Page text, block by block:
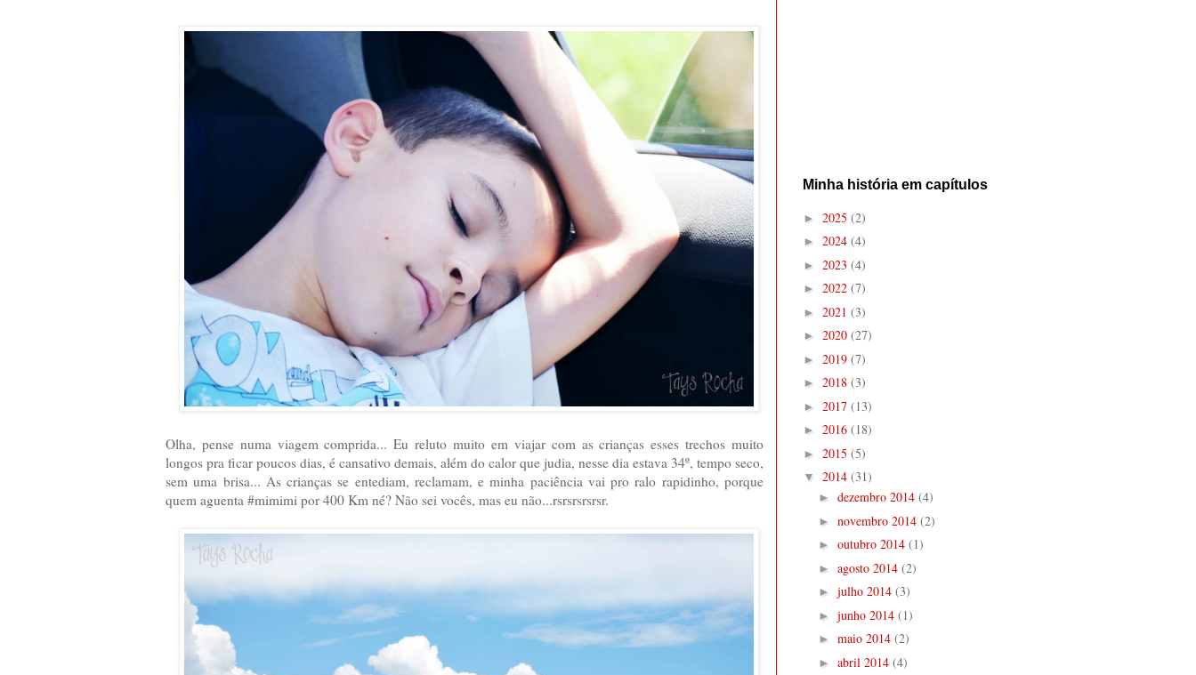
Olha, pense numa viagem comprida... Eu reluto muito em viajar com as crianças esses trechos muito
longos pra ficar poucos dias, é cansativo demais, além do calor que judia, nesse dia estava 34º, tempo seco,
sem uma brisa... As crianças se entediam, reclamam, e minha paciência vai pro ralo rapidinho, porque
quem aguenta #mimimi por 400 Km né? Não sei vocês, mas eu não...rsrsrsrsrsr.
Minha história em capítulos
► 2025 (2)
► 2024 (4)
► 2023 (4)
► 2022 (7)
► 2021 (3)
► 2020 (27)
► 2019 (7)
► 2018 (3)
► 2017 (13)
► 2016 (18)
► 2015 (5)
▼ 2014 (31)
► dezembro 2014 (4)
► novembro 2014 (2)
► outubro 2014 (1)
► agosto 2014 (2)
► julho 2014 (3)
► junho 2014 (1)
► maio 2014 (2)
► abril 2014 (4)